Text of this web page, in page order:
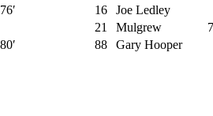
76′ 16
Joe Ledley
21 Mulgrew
80′ 88 Gary Hooper